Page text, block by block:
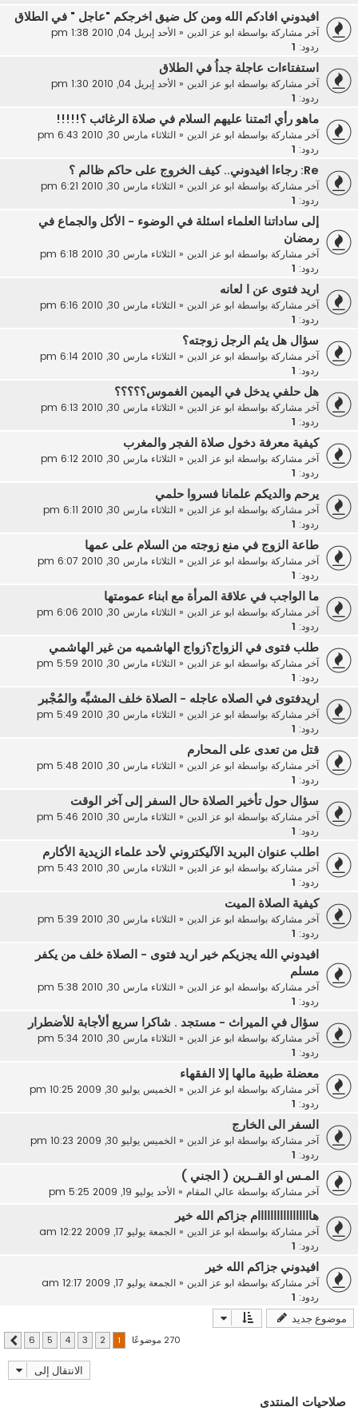
افيدوني افادكم الله ومن كل ضيق اخرجكم "عاجل " في الطلاق
آخر مشاركة بواسطة ابو عز الدين« الأحد إبريل 04, 2010 1:38 pm
ردود:
استفتاءات عاجلة جداُ في الطلاق
آخر مشاركة بواسطة ابو عز الدين« الأحد إبريل 04, 2010 1:30 pm
ردود:
ماهو رأي ائمتنا عليهم السلام في صلاة الرغائب ؟!!!!!
آخر مشاركة بواسطة ابو عز الدين« الثلاثاء مارس 30, 2010 6:43 pm
ردود:
Re: رجاءا افيدوني.. كيف الخروج على حاكم ظالم ؟
آخر مشاركة بواسطة ابو عز الدين« الثلاثاء مارس 30, 2010 6:21 pm
ردود:
إلى ساداتنا العلماء اسئلة في الوضوء - الأكل والجماع في
رمضان
آخر مشاركة بواسطة ابو عز الدين« الثلاثاء مارس 30, 2010 6:18 pm
ردود:
اريد فتوى عن ا لعانه
آخر مشاركة بواسطة ابو عز الدين« الثلاثاء مارس 30, 2010 6:16 pm
ردود:
سؤال هل يئم الرجل زوجته؟
آخر مشاركة بواسطة ابو عز الدين« الثلاثاء مارس 30, 2010 6:14 pm
ردود:
هل حلفي يدخل في اليمين الغموس؟؟؟؟؟
آخر مشاركة بواسطة ابو عز الدين« الثلاثاء مارس 30, 2010 6:13 pm
ردود:
كيفية معرفة دخول صلاة الفجر والمغرب
آخر مشاركة بواسطة ابو عز الدين« الثلاثاء مارس 30, 2010 6:12 pm
ردود:
يرحم والديكم علمانا فسروا حلمي
آخر مشاركة بواسطة ابو عز الدين« الثلاثاء مارس 30, 2010 6:11 pm
ردود:
طاعة الزوج في منع زوجته من السلام على عمها
آخر مشاركة بواسطة ابو عز الدين« الثلاثاء مارس 30, 2010 6:07 pm
ردود:
ما الواجب في علاقة المرأة مع ابناء عمومتها
آخر مشاركة بواسطة ابو عز الدين« الثلاثاء مارس 30, 2010 6:06 pm
ردود:
طلب فتوى في الزواج؟زواج الهاشميه من غير الهاشمي
آخر مشاركة بواسطة ابو عز الدين« الثلاثاء مارس 30, 2010 5:59 pm
ردود:
اريدفتوى في الصلاه عاجله - الصلاة خلف المشبِّه والمُجْبر
آخر مشاركة بواسطة ابو عز الدين« الثلاثاء مارس 30, 2010 5:49 pm
ردود:
قتل من تعدى على المحارم
آخر مشاركة بواسطة ابو عز الدين« الثلاثاء مارس 30, 2010 5:48 pm
ردود:
سؤال حول تأخير الصلاة حال السفر إلى آخر الوقت
آخر مشاركة بواسطة ابو عز الدين« الثلاثاء مارس 30, 2010 5:46 pm
ردود:
اطلب عنوان البريد الآليكتروني لأحد علماء الزيدية الأكارم
آخر مشاركة بواسطة ابو عز الدين« الثلاثاء مارس 30, 2010 5:43 pm
ردود:
كيفية الصلاة الميت
آخر مشاركة بواسطة ابو عز الدين« الثلاثاء مارس 30, 2010 5:39 pm
ردود:
افيدوني الله يجزيكم خير اريد فتوى - الصلاة خلف من يكفر
مسلم
آخر مشاركة بواسطة ابو عز الدين« الثلاثاء مارس 30, 2010 5:38 pm
ردود:
سؤال في الميراث - مستجد . شاكرا سريع ألأجابة للأضطرار
آخر مشاركة بواسطة ابو عز الدين« الثلاثاء مارس 30, 2010 5:34 pm
ردود:
معضلة طبية مالها إلا الفقهاء
آخر مشاركة بواسطة ابو عز الدين« الخميس يوليو 30, 2009 10:25 pm
ردود:
السفر الى الخارج
آخر مشاركة بواسطة ابو عز الدين« الخميس يوليو 30, 2009 10:23 pm
ردود:
المـس او القــرين ( الجني )
آخر مشاركة بواسطة عالي المقام« الأحد يوليو 19, 2009 5:25 pm
هااااااااااااااااام جزاكم الله خير
آخر مشاركة بواسطة ابو عز الدين« الجمعة يوليو 17, 2009 12:22 am
ردود:
افيدوني جزاكم الله خير
آخر مشاركة بواسطة ابو عز الدين« الجمعة يوليو 17, 2009 12:17 am
ردود:
موضوع جديد
270 موضوعًا 2
3
4
5
6 التالي
الانتقال إلى
صلاحيات المنتدى